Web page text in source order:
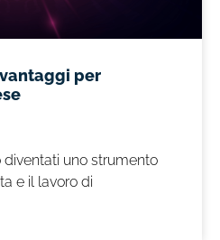
vantaggi per
uno strumento
e il lavoro di